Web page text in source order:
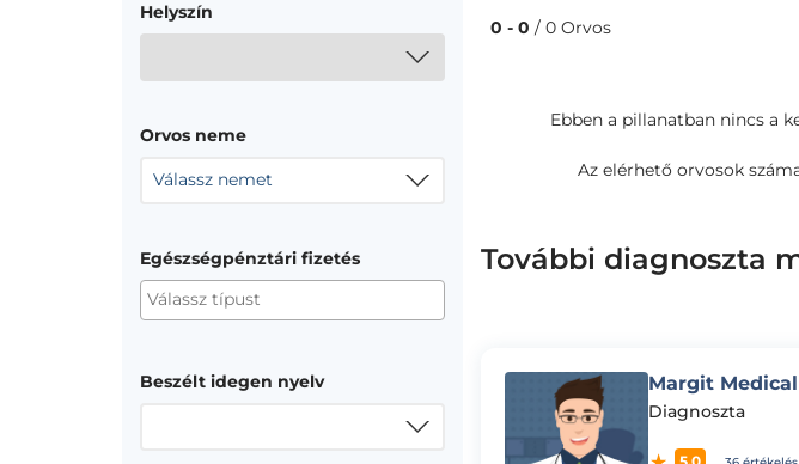
Helyszín
Orvos neme
Válassz nemet
Egészségpénztári fizetés
Beszélt idegen nyelv
0 - 0 / 0 Orvos
Ebben a pillanatban nincs a
Az elérhető orvosok
További diagnoszta
Diagnoszta